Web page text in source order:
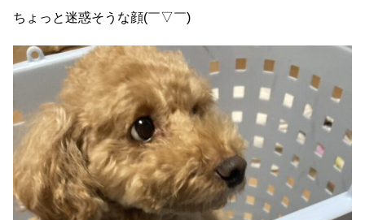
ちょっと迷惑そうな顔(￣▽￣)